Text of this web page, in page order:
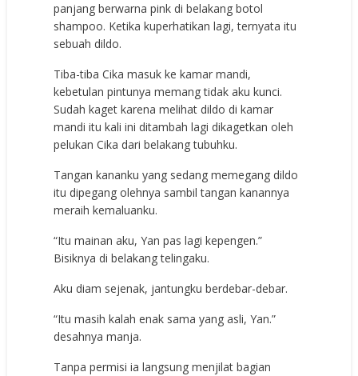
panjang berwarna pink di belakang botol
shampoo. Ketika kuperhatikan lagi, ternyata itu
sebuah dildo.
Tiba-tiba Cika masuk ke kamar mandi,
kebetulan pintunya memang tidak aku kunci.
Sudah kaget karena melihat dildo di kamar
mandi itu kali ini ditambah lagi dikagetkan oleh
pelukan Cika dari belakang tubuhku.
Tangan kananku yang sedang memegang dildo
itu dipegang olehnya sambil tangan kanannya
meraih kemaluanku.
“Itu mainan aku, Yan pas lagi kepengen.”
Bisiknya di belakang telingaku.
Aku diam sejenak, jantungku berdebar-debar.
“Itu masih kalah enak sama yang asli, Yan.”
desahnya manja.
Tanpa permisi ia langsung menjilat bagian